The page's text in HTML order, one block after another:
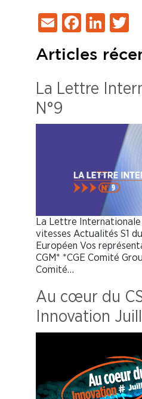
Email
Articles
La Lettre
N°9
La Lettre Internationale
vitesses Actualités S1
Européen Vos
CGM* *CGE Comité
Comité…
Au cœur du
Innovation